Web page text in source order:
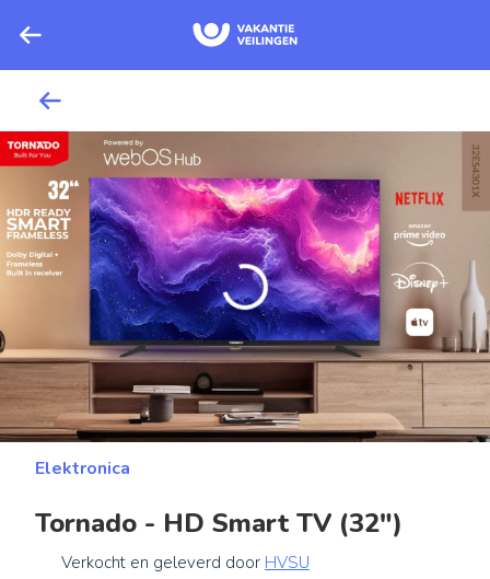
Elektronica
Tornado - HD Smart TV (32″)
Verkocht en geleverd door HVSU